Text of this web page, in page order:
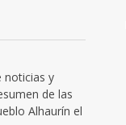
noticias y
de las
Alhaurín el